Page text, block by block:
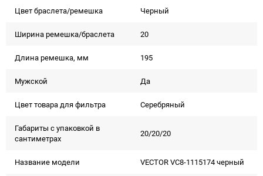
Цвет браслета/ремешка Черный
Ширина ремешка/браслета 20
Длина ремешка, мм 195
Мужской Да
Цвет товара для фильтра Серебряный
Габариты с упаковкой в
сантиметрах
20/20/20
Название модели VECTOR VC8-1115174 черный